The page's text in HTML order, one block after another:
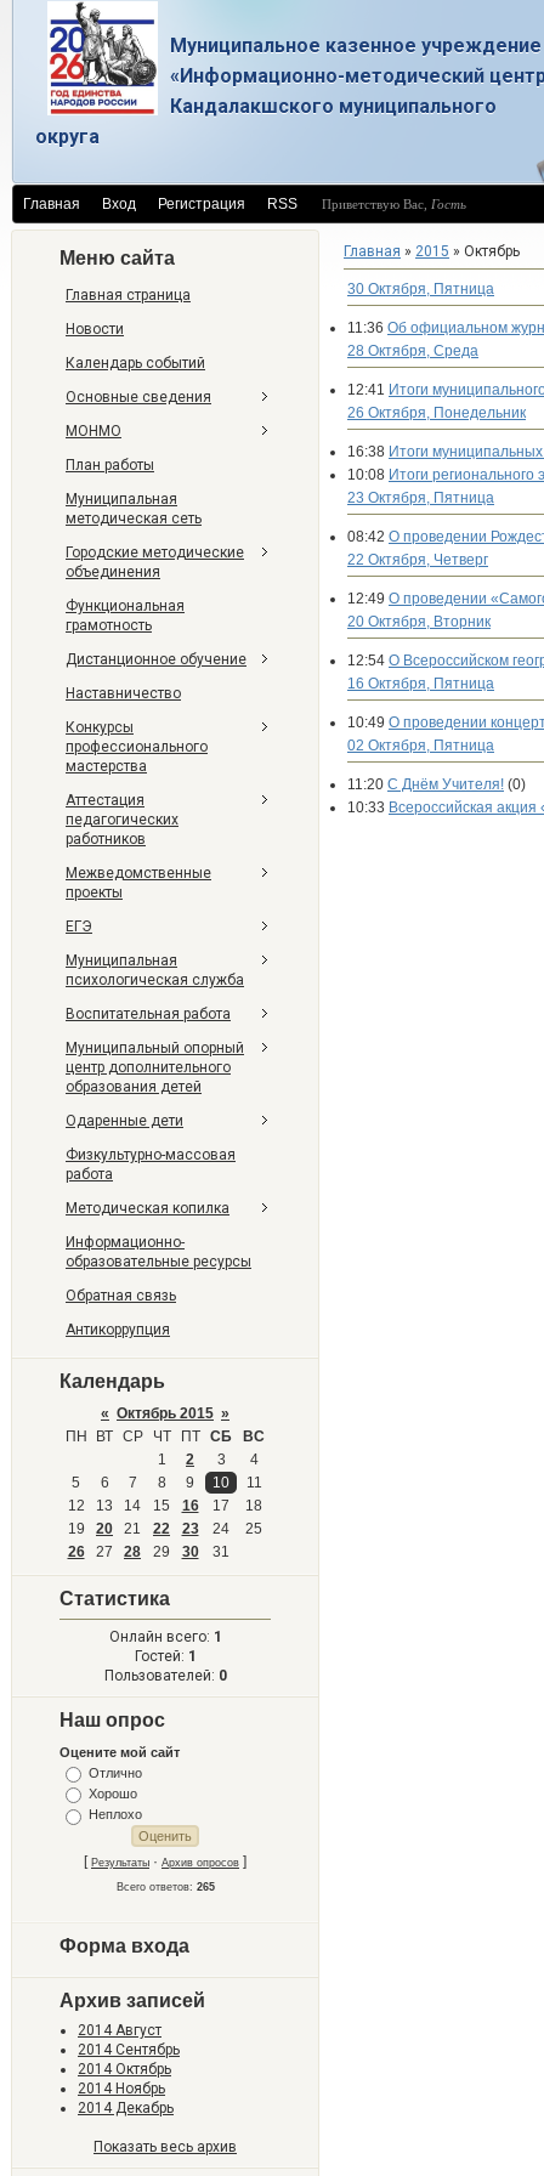
Муниципальное казенное учреждение
«Информационно-методический
Кандалакшского муниципального
округа
Главная Вход Регистрация RSS Приветствую Вас Гость
Меню сайта
Главная страница
Новости
Календарь событий
Основные сведения
МОНМО
План работы
Муниципальная
методическая сеть
Городские методические
объединения
Функциональная
грамотность
Дистанционное обучение
Наставничество
Конкурсы
профессионального
мастерства
Аттестация
педагогических
работников
Межведомственные
проекты
ЕГЭ
Муниципальная
психологическая служба
Воспитательная работа
Муниципальный опорный
центр дополнительного
образования детей
Одаренные дети
Физкультурно-массовая
работа
Методическая копилка
Информационно-
образовательные ресурсы
Обратная связь
Антикоррупция
Календарь
« Октябрь 2015 »
ПН
ВТ СР ЧТ ПТ СБ
ВС
1
2 3
4
5
6 7 8 9 10
11
12
13 14 15 16 17
18
19
20 21 22 23 24
25
26
27 28 29 30 31
Статистика
Онлайн всего: 1
Гостей: 1
Пользователей: 0
Наш опрос
Оцените мой сайт
Отлично
Хорошо
Неплохо
[ Результаты · Архив опросов ]
Всего ответов: 265
Форма входа
Архив записей
2014 Август
2014 Сентябрь
2014 Октябрь
2014 Ноябрь
2014 Декабрь
Показать весь архив
Главная » 2015 » Октябрь
30 Октября, Пятница
11:36 Об официальном
28 Октября, Среда
12:41 Итоги
26 Октября, Понедельник
16:38 Итоги
10:08 Итоги регионального
23 Октября, Пятница
08:42 О проведении
22 Октября, Четверг
12:49 О проведении
20 Октября, Вторник
12:54 О Всероссийском
16 Октября, Пятница
10:49 О проведении
02 Октября, Пятница
11:20 С Днём Учителя! (0)
10:33 Всероссийская